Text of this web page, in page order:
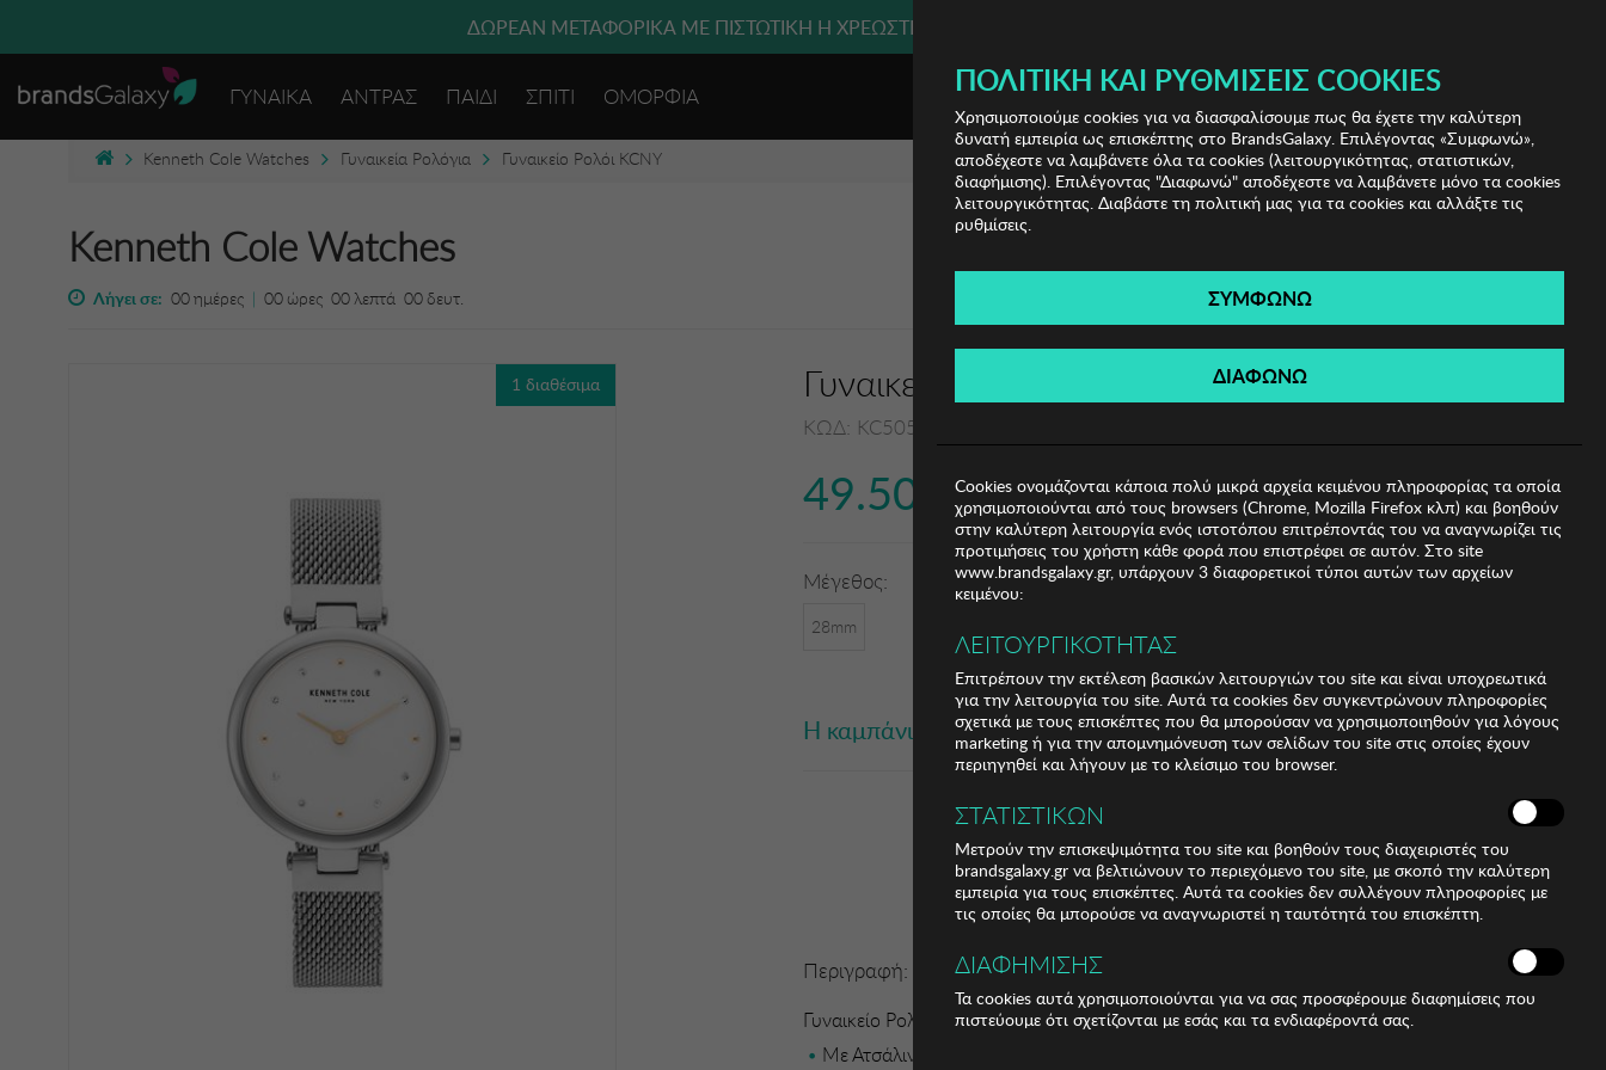
ΔΩΡΕΑΝ ΜΕΤΑΦΟΡΙΚΑ ΜΕ ΠΙΣΤΩΤΙΚΗ Ή ΧΡΕΩΣΤΙΚΗ ΚΑΡΤΑ, PAYPAL & IRIS!
ΓΥΝΑΙΚΑ ΑΝΤΡΑΣ ΠΑΙΔΙ ΣΠΙΤΙ ΟΜΟΡΦΙΑ (0)
Kenneth Cole Watches Γυναικεία Ρολόγια Γυναικείο Ρολόι KCNY
Kenneth Cole Watches
Λήγει σε: 00ημέρες | 00 ώρες 00λεπτά 00 δευτ.
1 διαθέσιμα Γυναικείο Ρολόι KCNY
ΚΩΔ: KC50511004
49.50€
Μέγεθος:
28mm
Η καμπάνια έχει λήξει
Περιγραφή:
Γυναικείο Ρολόι KCNY
Με Ατσάλινη κάσα και ατσάλινο μπρασελέ
ΠΟΛΙΤΙΚΉ ΚΑΙ ΡΥΘΜΊΣΕΙΣ COOKIES
Χρησιμοποιούμε cookies για να διασφαλίσουμε πως θα έχετε την καλύτερη
δυνατή εμπειρία ως επισκέπτης στο BrandsGalaxy. Επιλέγοντας «Συμφωνώ»,
αποδέχεστε να λαμβάνετε όλα τα cookies (λειτουργικότητας, στατιστικών,
διαφήμισης). Επιλέγοντας "Διαφωνώ" αποδέχεστε να λαμβάνετε μόνο τα cookies
λειτουργικότητας. Διαβάστε τη πολιτική μας για τα cookies και αλλάξτε τις
ρυθμίσεις.
ΣΥΜΦΩΝΩ
ΔΙΑΦΩΝΩ
Cookies ονομάζονται κάποια πολύ μικρά αρχεία κειμένου πληροφορίας τα οποία
χρησιμοποιούνται από τους browsers (Chrome, Mozilla Firefox κλπ) και βοηθούν
στην καλύτερη λειτουργία ενός ιστοτόπου επιτρέποντάς του να αναγνωρίζει τις
προτιμήσεις του χρήστη κάθε φορά που επιστρέφει σε αυτόν. Στο site
www.brandsgalaxy.gr, υπάρχουν 3 διαφορετικοί τύποι αυτών των αρχείων
κειμένου:
ΛΕΙΤΟΥΡΓΙΚΟΤΗΤΑΣ
Επιτρέπουν την εκτέλεση βασικών λειτουργιών του site και είναι υποχρεωτικά
για την λειτουργία του site. Αυτά τα cookies δεν συγκεντρώνουν πληροφορίες
σχετικά με τους επισκέπτες που θα μπορούσαν να χρησιμοποιηθούν για λόγους
marketing ή για την απομνημόνευση των σελίδων του site στις οποίες έχουν
περιηγηθεί και λήγουν με το κλείσιμο του browser.
ΣΤΑΤΙΣΤΙΚΩΝ
Μετρούν την επισκεψιμότητα του site και βοηθούν τους διαχειριστές του
brandsgalaxy.gr να βελτιώνουν το περιεχόμενο του site, με σκοπό την καλύτερη
εμπειρία για τους επισκέπτες. Αυτά τα cookies δεν συλλέγουν πληροφορίες με
τις οποίες θα μπορούσε να αναγνωριστεί η ταυτότητά του επισκέπτη.
ΔΙΑΦΗΜΙΣΗΣ
Τα cookies αυτά χρησιμοποιούνται για να σας προσφέρουμε διαφημίσεις που
πιστεύουμε ότι σχετίζονται με εσάς και τα ενδιαφέροντά σας.